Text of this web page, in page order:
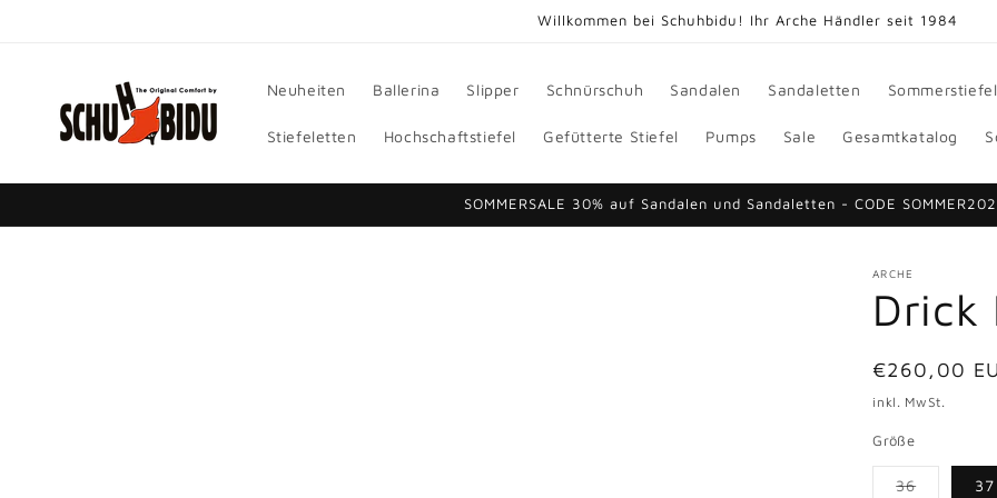
Willkommen bei Schuhbidu! Ihr Arche Händler seit 1984
Neuheiten Ballerina Slipper Schnürschuh Sandalen Sandaletten Sommerstiefel
Stiefeletten Hochschaftstiefel Gefütterte Stiefel Pumps Sale Gesamtkatalog
SOMMERSALE 30% auf Sandalen und Sandaletten - CODE
ARCHE
Drick
Normaler
Preis
€260,00
inkl. MwSt.
Größe
36 37